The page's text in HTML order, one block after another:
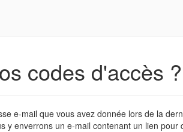
codes d'accès ?
e-mail que vous avez donnée lors de la
y enverrons un e-mail contenant un lien pour